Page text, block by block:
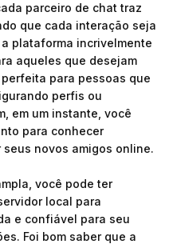
parceiro de chat traz
que cada interação seja
plataforma incrivelmente
aqueles que desejam
para pessoas que
perfis ou
em um instante, você
para conhecer
novos amigos online.
você pode ter
local para
e confiável para seu
Foi bom saber que a